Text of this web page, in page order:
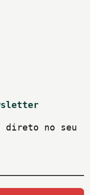
direto no seu